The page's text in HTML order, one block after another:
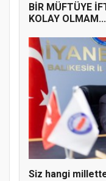
BİR MÜFTÜYE
KOLAY OLMAM...
Siz hangi